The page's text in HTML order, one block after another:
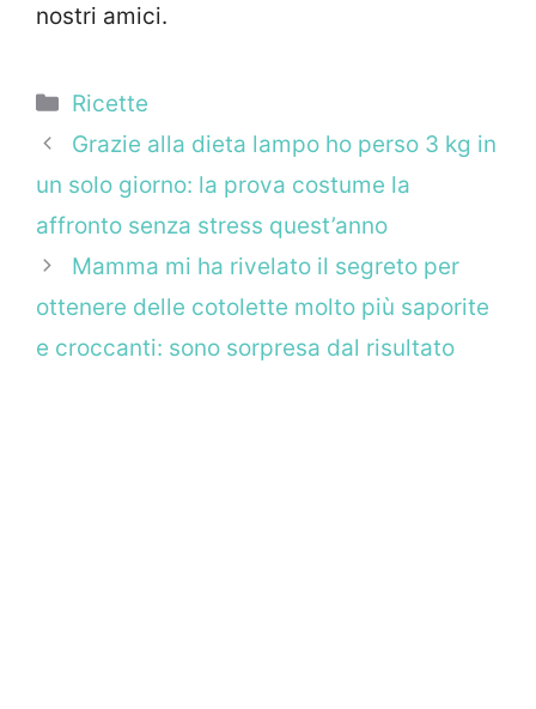
nostri amici.
Categorie
Ricette
Grazie alla dieta lampo ho perso 3 kg in
un solo giorno: la prova costume la
affronto senza stress quest’anno
Mamma mi ha rivelato il segreto per
ottenere delle cotolette molto più saporite
e croccanti: sono sorpresa dal risultato